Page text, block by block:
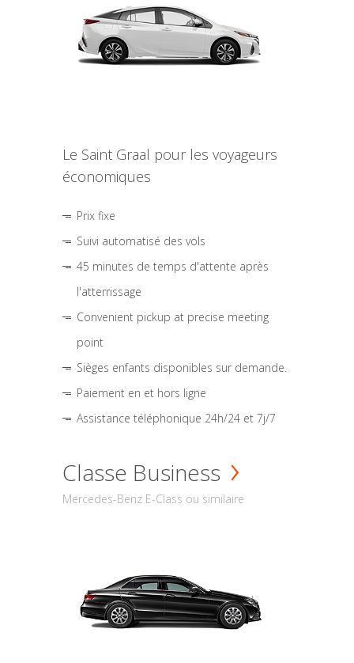
Le Saint Graal pour les voyageurs
économiques
Prix fixe
Suivi automatisé des vols
45 minutes de temps d'attente après
l'atterrissage
Convenient pickup at precise meeting
point
Sièges enfants disponibles sur demande.
Paiement en et hors ligne
Assistance téléphonique 24h/24 et 7j/7
Classe Business
Mercedes-Benz E-Class ou similaire